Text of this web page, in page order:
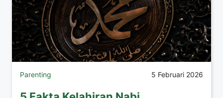
Parenting 5 Februari 2026